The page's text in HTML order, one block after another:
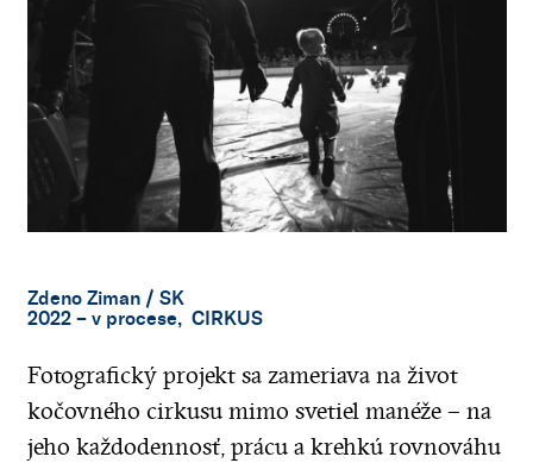
Zdeno Ziman/ SK
2022 – v procese, CIRKUS
Fotografický projekt sa zameriava na život
kočovného cirkusu mimo svetiel manéže – na
jeho každodennosť, prácu a krehkú rovnováhu